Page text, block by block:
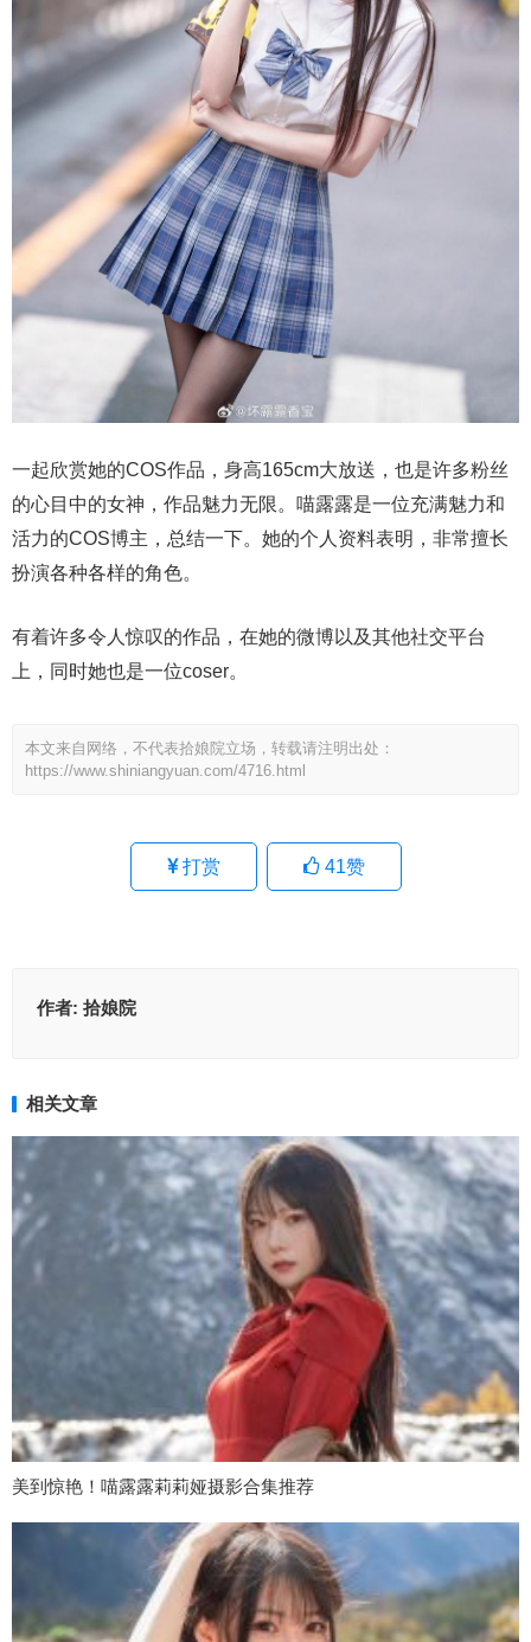
一起欣赏她的COS作品，身高165cm大放送，也是许多粉丝
的心目中的女神，作品魅力无限。喵露露是一位充满魅力和
活力的COS博主，总结一下。她的个人资料表明，非常擅长
扮演各种各样的角色。
有着许多令人惊叹的作品，在她的微博以及其他社交平台
上，同时她也是一位coser。
本文来自网络，不代表拾娘院立场，转载请注明出处：
https://www.shiniangyuan.com/4716.html
打赏 41赞
作者: 拾娘院
相关文章
美到惊艳！喵露露莉莉娅摄影合集推荐